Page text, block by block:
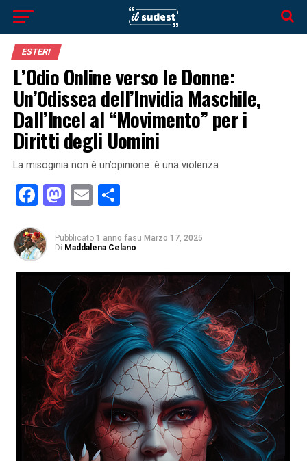
ESTERI
L’Odio Online verso le Donne:
Un’Odissea dell’Invidia Maschile,
Dall’Incel al “Movimento” per i
Diritti degli Uomini
La misoginia non è un’opinione: è una violenza
Facebook
Mastodon
EmailCondividi
Pubblicato 1 anno fasu Marzo 17, 2025
Di Maddalena Celano